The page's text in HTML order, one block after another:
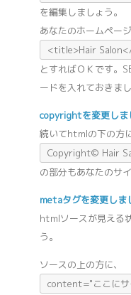
を編集しましょう。
あなたのホームペー
<title>Hair
とすればＯＫです。
ードを入れておきまし
copyrightを変更しま
続いてhtmlの下の方に
Copyright© Hair
の部分もあなたのサ
metaタグを変更しま
htmlソースが見える
う。
ソースの上の方に、
content="ここにサ